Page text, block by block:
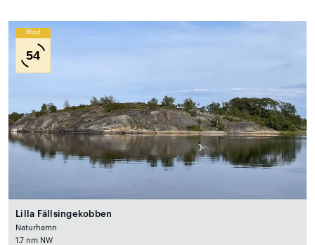
Wind
54
Lilla Fällsingekobben
Naturhamn
1.7 nm NW